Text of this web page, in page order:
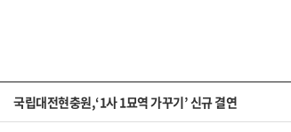
국립대전현충원,‘1사 1묘역 가꾸기’ 신규 결연